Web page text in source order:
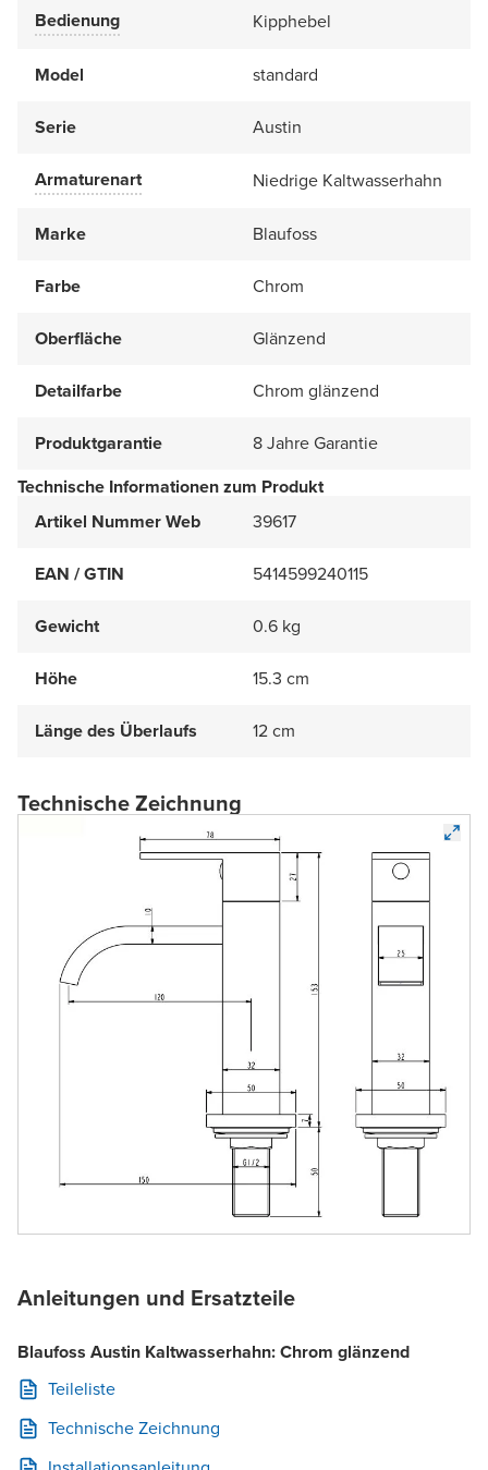
Bedienung
Kipphebel
Model standard
Serie Austin
Armaturenart Niedrige Kaltwasserhahn
Marke Blaufoss
Farbe Chrom
Oberfläche Glänzend
Detailfarbe Chrom glänzend
Produktgarantie
8 Jahre Garantie
Technische Informationen zum Produkt
Artikel Nummer Web
39617
EAN / GTIN 5414599240115
Gewicht 0.6 kg
Höhe 15.3 cm
Länge des Überlaufs 12 cm
Technische Zeichnung
Anleitungen und Ersatzteile
Blaufoss Austin Kaltwasserhahn: Chrom glänzend
Teileliste
Technische Zeichnung